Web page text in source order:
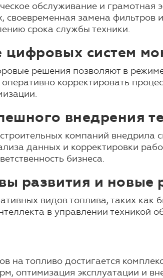
обслуживание и
своевременная замена фильтров
срока службы техники.
цифровых систем
решения позволяют в
корректировать
внедрения
компаний внедрила
данных и корректировки
бизнеса.
развития и новые
видов топлива, таких как
в управлении
на топливо достигается
оптимизация эксплуатации и